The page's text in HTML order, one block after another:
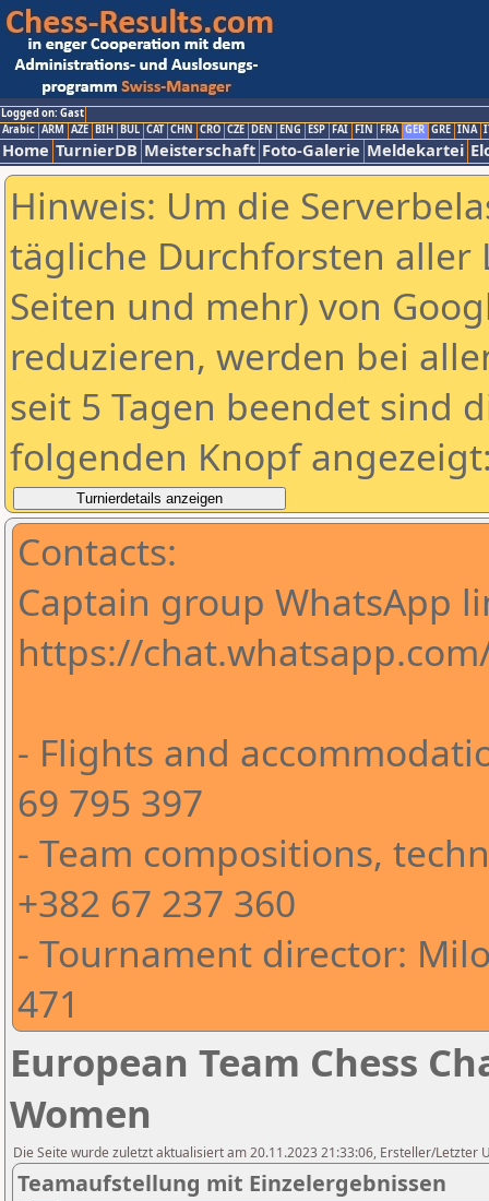
Logged on: Gast
Arabic ARM AZE BIH BUL CAT CHN CRO CZE DEN ENG ESP FAI FIN FRA GER GRE INA
Home TurnierDB Meisterschaft Foto-Galerie Meldekartei
Hinweis: Um die
tägliche Durchforsten aller
Seiten und mehr) von
reduzieren, werden bei
seit 5 Tagen beendet sind
folgenden Knopf
Contacts:
Captain group WhatsApp
https://
- Flights and
69 795 397
- Team compositions,
+382 67 237 360
- Tournament director:
471
European Team Chess
Women
Die Seite wurde zuletzt aktualisiert am 20.11.2023 21:33:06, Ersteller/Letzter
Teamaufstellung mit Einzelergebnissen